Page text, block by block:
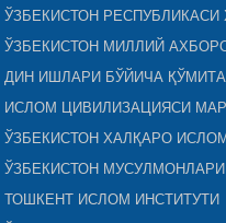
ЎЗБЕКИСТОН РЕСПУБЛИКАСИ
ЎЗБЕКИСТОН МИЛЛИЙ
ДИН ИШЛАРИ БЎЙИЧА ҚЎМИТА
ИСЛОМ ЦИВИЛИЗАЦИЯСИ
ЎЗБЕКИСТОН ХАЛҚАРО
ЎЗБЕКИСТОН
ТОШКЕНТ ИСЛОМ ИНСТИТУТИ